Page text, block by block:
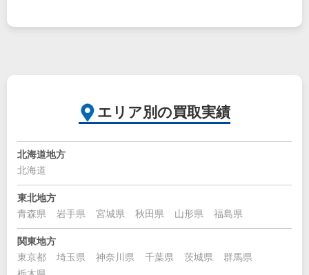
エリア別の買取実績
北海道地方
北海道
東北地方
青森県
岩手県 宮城県 秋田県 山形県 福島県
関東地方
東京都
埼玉県 神奈川県 千葉県 茨城県
群馬県